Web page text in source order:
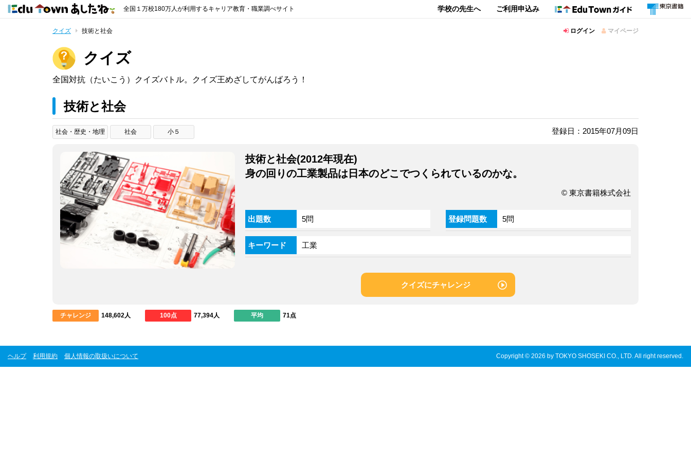
全国１万校180万人が利用するキャリア教育・職業調べサイト 学校の先生へ ご利用申込み
クイズ 技術と社会 ログイン マイページ
クイズ
全国対抗（たいこう）クイズバトル。クイズ王めざしてがんばろう！
技術と社会
社会・歴史・地理 社会 小５ 登録日：2015年07月09日
技術と社会(2012年現在)
身の回りの工業製品は日本のどこでつくられているのかな。
© 東京書籍株式会社
出題数 5問 登録問題数 5問
キーワード 工業
クイズにチャレンジ
チャレンジ 148,602人 100点 77,394人 平均 71点
ヘルプ 利用規約 個人情報の取扱いについて Copyright © 2026 by TOKYO SHOSEKI CO., LTD. All right reserved.